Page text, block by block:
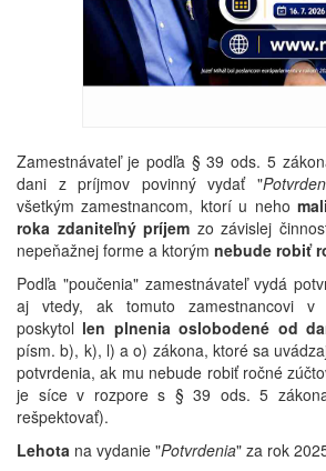
Zamestnávateľ je podľa § 39 ods. 5
dani z príjmov povinný vydať "
všetkým zamestnancom, ktorí u neho
roka zdaniteľný príjem zo závislej
nepeňažnej forme a ktorým nebude robiť
Podľa "poučenia" zamestnávateľ vydá
aj vtedy, ak tomuto zamestnancovi v
poskytol len plnenia oslobodené od
písm. b), k), l) a o) zákona, ktoré sa
potvrdenia, ak mu nebude robiť ročné
je síce v rozpore s § 39 ods. 5
rešpektovať).
Lehota na vydanie "Potvrdenia" za rok